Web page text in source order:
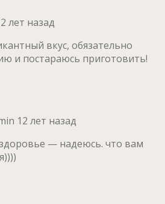
лет назад
вкус, обязательно
и постараюсь приготовить!
12 лет назад
— надеюсь. что вам